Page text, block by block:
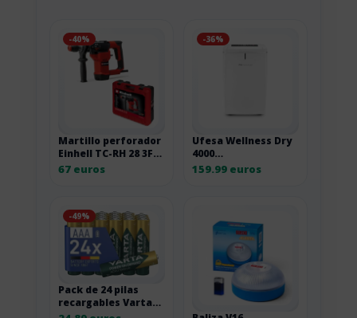
-40%
Martillo perforador
Einhell TC-RH 28 3F
de 950 W
67 euros
-36%
Ufesa Wellness Dry
4000
deshumidificador
159.99 euros
-49%
Pack de 24 pilas
recargables Varta
AAA 1000 mAh